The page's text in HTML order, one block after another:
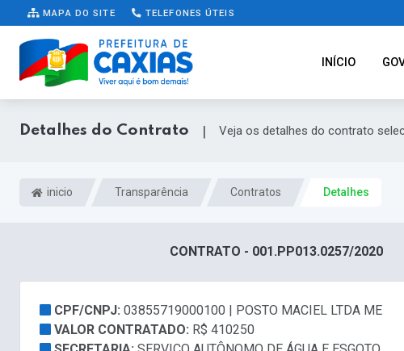
MAPA DO SITE TELEFONES ÚTEIS
INÍCIO
Detalhes do Contrato | Veja os detalhes do contrato
inicio Transparência Contratos Detalhes
CONTRATO - 001.PP013.0257/2020
CPF/CNPJ: 03855719000100 | POSTO MACIEL LTDA ME
VALOR CONTRATADO: R$ 410250